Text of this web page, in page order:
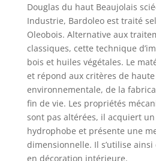
Douglas du haut Beaujolais
Industrie, Bardoleo est traité
Oleobois. Alternative aux
classiques, cette technique
bois et huiles végétales. Le
et répond aux critères de
environnementale, de la
fin de vie. Les propriétés
sont pas altérées, il acquiert
hydrophobe et présente une
dimensionnelle. Il s’utilise
en décoration intérieure.